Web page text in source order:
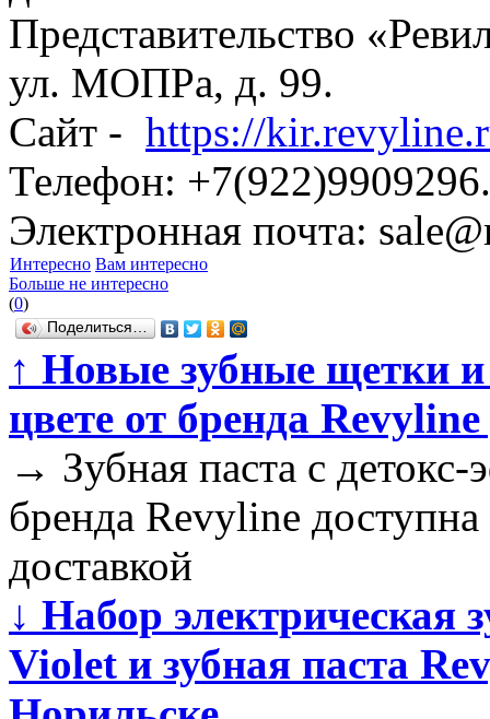
Представительство
ул. МОПРа, д. 99.
Сайт - https://
Телефон: +7(922)9909296.
Электронная почта:
Интересно Вам интересно
Больше не интересно
(0)
Поделиться…
↑ Новые зубные щетки и
цвете от бренда
→ Зубная паста с
бренда Revyline
доставкой
↓ Набор электрическая
Violet и зубная паста